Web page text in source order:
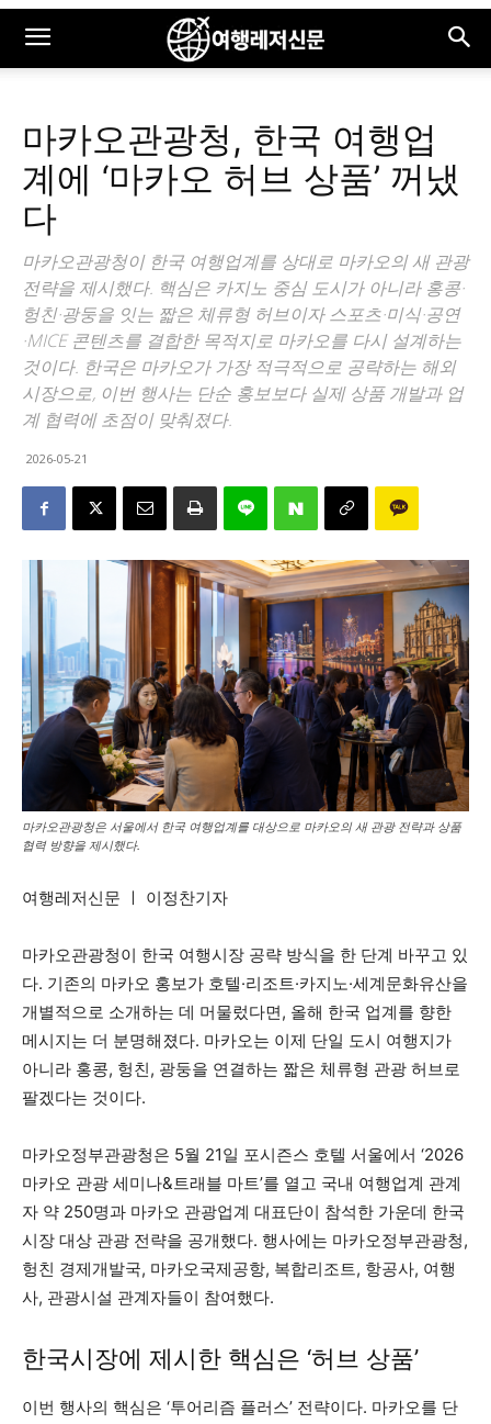
마카오관광청, 한국 여행업
계에 ‘마카오 허브 상품’ 꺼냈
다
마카오관광청이 한국 여행업계를 상대로 마카오의 새 관광
전략을 제시했다. 핵심은 카지노 중심 도시가 아니라 홍콩·
헝친·광둥을 잇는 짧은 체류형 허브이자 스포츠·미식·공연
·MICE 콘텐츠를 결합한 목적지로 마카오를 다시 설계하는
것이다. 한국은 마카오가 가장 적극적으로 공략하는 해외
시장으로, 이번 행사는 단순 홍보보다 실제 상품 개발과 업
계 협력에 초점이 맞춰졌다.
2026-05-21
마카오관광청은 서울에서 한국 여행업계를 대상으로 마카오의 새 관광 전략과 상품
협력 방향을 제시했다.
여행레저신문 ㅣ 이정찬기자
마카오관광청이 한국 여행시장 공략 방식을 한 단계 바꾸고 있
다. 기존의 마카오 홍보가 호텔·리조트·카지노·세계문화유산을
개별적으로 소개하는 데 머물렀다면, 올해 한국 업계를 향한
메시지는 더 분명해졌다. 마카오는 이제 단일 도시 여행지가
아니라 홍콩, 헝친, 광둥을 연결하는 짧은 체류형 관광 허브로
팔겠다는 것이다.
마카오정부관광청은 5월 21일 포시즌스 호텔 서울에서 ‘2026
마카오 관광 세미나&트래블 마트’를 열고 국내 여행업계 관계
자 약 250명과 마카오 관광업계 대표단이 참석한 가운데 한국
시장 대상 관광 전략을 공개했다. 행사에는 마카오정부관광청,
헝친 경제개발국, 마카오국제공항, 복합리조트, 항공사, 여행
사, 관광시설 관계자들이 참여했다.
한국시장에 제시한 핵심은 ‘허브 상품’
이번 행사의 핵심은 ‘투어리즘 플러스’ 전략이다. 마카오를 단